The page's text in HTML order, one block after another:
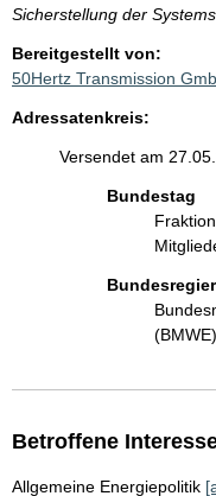
Sicherstellung der
Bereitgestellt von:
50Hertz Transmission
Adressatenkreis:
Versendet am
Bundestag
(BMWE)
Betroffene
Allgemeine Energiepolitik